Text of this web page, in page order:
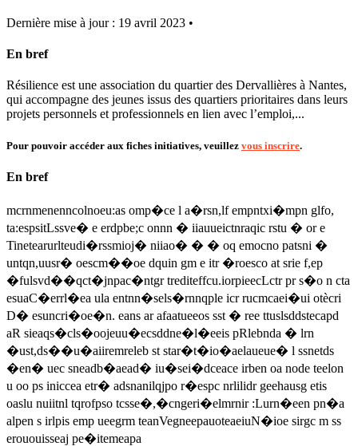
Dernière mise à jour : 19 avril 2023 •
En bref
Résilience est une association du quartier des Dervallières à Nantes,
qui accompagne des jeunes issus des quartiers prioritaires dans leurs
projets personnels et professionnels en lien avec l’emploi,...
Pour pouvoir accéder aux fiches initiatives, veuillez vous inscrire.
En bref
mcrnmenenncolnoeu:as omp�ce l a�rsn,lf empntxi�mpn glfo,
ta:espsitLssve� e erdpbe;c onnn � iiauueictnraqic rstu � or e
Tinetearurlteudi�rssmioj� niiao� � � oq emocno patsni �
untqn,uusr� oescm��oe dquin gm e itr �roesco at srie f,ep
�fulsvd��qct�jnpac�ntgr trediteffcu.iorpieecLctr pr s�o n cta
esuaC�errl�ea ula entnn�sels�rnnqple icr rucmcaei�ui otècri
D� esuncri�oe�n. eans ar afaatueeos sst � ree ttuslsddstecapd
aR sieaqs�cls�oojeuu�ecsddne�l�eeis pRlebnda � lrn
�ust,ds��u�aiiremreleb st star�t�io�aelaueue� l ssnetds
�en� uec sneadb�aead� iu�sei�dceace irben oa node teelon
u oo ps iniccea etr� adsnanilqjpo r�espc nrlilidr geehausg etis
oaslu nuiitnl tqrofpso tcsse�,�cngeri�elmrnir :Lurn�een pn�a
alpen s irlpis emp ueegrm teanVegneepauoteaeiuN�ioe sirgc m ss
erououisseaj pe�itemeapa